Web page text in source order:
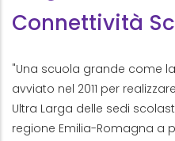
Connettività
"Una scuola grande come
avviato nel 2011 per
Ultra Larga delle sedi
regione Emilia-Romagna a